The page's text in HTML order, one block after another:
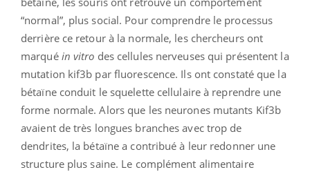
“normal”, plus social. Pour comprendre le processus
derrière ce retour à la normale, les chercheurs ont
marqué in vitro des cellules nerveuses qui présentent la
mutation kif3b par fluorescence. Ils ont constaté que la
bétaïne conduit le squelette cellulaire à reprendre une
forme normale. Alors que les neurones mutants Kif3b
avaient de très longues branches avec trop de
dendrites, la bétaïne a contribué à leur redonner une
structure plus saine. Le complément alimentaire